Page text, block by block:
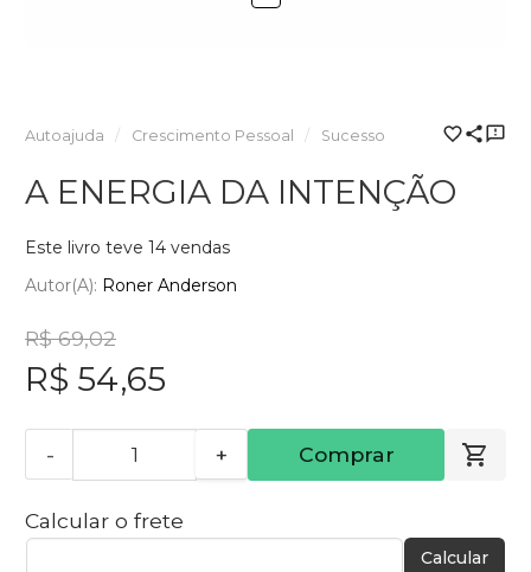
Autoajuda Crescimento Pessoal Sucesso
A ENERGIA DA INTENÇÃO
Este livro teve 14 vendas
Autor(a): Roner Anderson
R$ 69,02
R$ 54,65
- + Comprar
Calcular o frete
Calcular